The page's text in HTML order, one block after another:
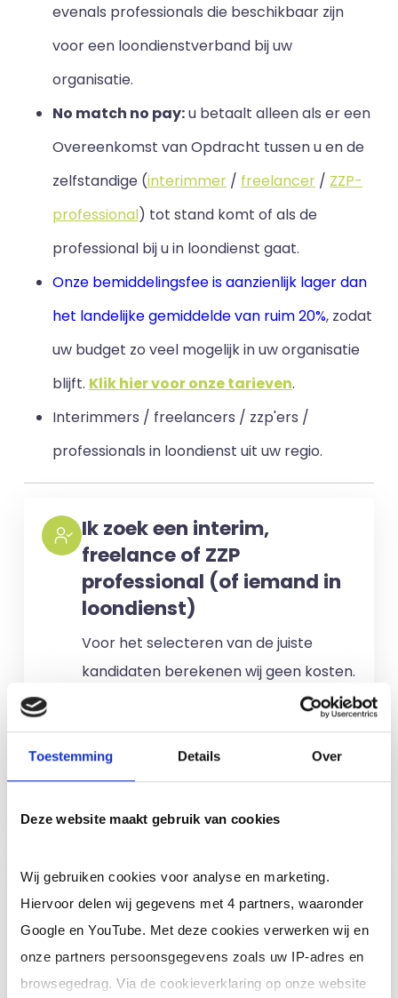
Toestemming Details Over
Deze website maakt gebruik van cookies
Wij gebruiken cookies voor analyse en marketing.
Hiervoor delen wij gegevens met 4 partners, waaronder
Google en YouTube. Met deze cookies verwerken wij en
onze partners persoonsgegevens zoals uw IP-adres en
browsegedrag. Via de cookieverklaring op onze website
evenals professionals die beschikbaar zijn
voor een loondienstverband bij uw
organisatie.
No match no pay:u betaalt alleen als er een
Overeenkomst van Opdracht tussen u en de
zelfstandige (interimmer / freelancer / ZZP-
professional) tot stand komt of als de
professional bij u in loondienst gaat.
Onze bemiddelingsfee is aanzienlijk lager dan
het landelijke gemiddelde van ruim 20%, zodat
uw budget zo veel mogelijk in uw organisatie
blijft. Klik hier voor onze tarieven.
Interimmers / freelancers / zzp'ers /
professionals in loondienst uit uw regio.
Ik zoek een interim,
freelance of ZZP
professional (of iemand in
loondienst)
Voor het selecteren van de juiste
kandidaten berekenen wij geen kosten.
Kosten worden
alleen gemaakt als een professional
voor u aan de slag gaat.
Ik ben een interim,
freelance of ZZP
professional (of ik wil in
loondienst)